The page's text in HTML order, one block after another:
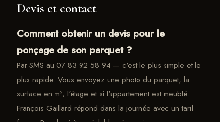
Devis et contact
Comment obtenir un devis pour le
ponçage de son parquet ?
Par SMS au 07 83 92 58 94 — c'est le plus simple et le
plus rapide. Vous envoyez une photo du parquet, la
surface en m², l'étage et si l'appartement est meublé.
François Gaillard répond dans la journée avec un tarif